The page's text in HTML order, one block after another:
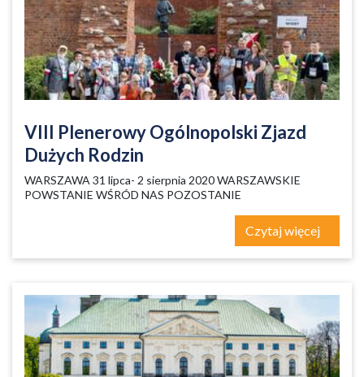
VIII Plenerowy Ogólnopolski Zjazd
Dużych Rodzin
WARSZAWA 31 lipca- 2 sierpnia 2020 WARSZAWSKIE
POWSTANIE WŚRÓD NAS POZOSTANIE
Czytaj więcej